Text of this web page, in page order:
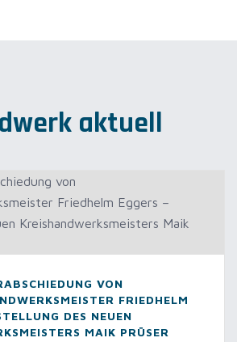
aktuell
VON
FRIEDHELM
DES NEUEN
MAIK PRÜSER